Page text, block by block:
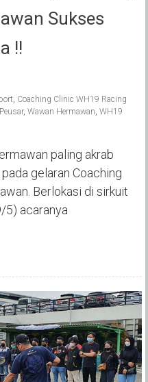
Sukses
!!
Coaching Clinic WH19 Racing
, Wawan Hermawan WH19
paling akrab
gelaran Coaching
Berlokasi di sirkuit
5) acaranya